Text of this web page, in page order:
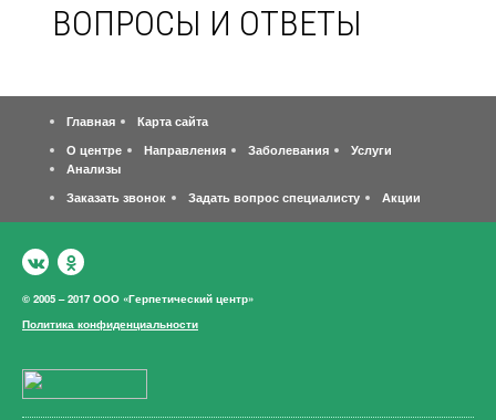
ВОПРОСЫ И ОТВЕТЫ
Главная
Карта сайта
О центре
Направления Заболевания
Услуги
Анализы
Заказать звонок
Задать вопрос специалисту Акции
© 2005 – 2017 ООО «Герпетический центр»
Политика конфиденциальности